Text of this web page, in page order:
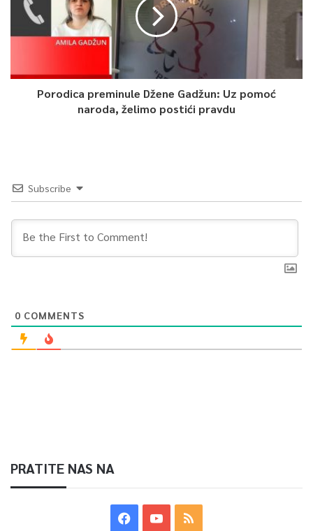
Porodica preminule Džene Gadžun: Uz pomoć
naroda, želimo postići pravdu
Subscribe
0 COMMENTS
PRATITE NAS NA